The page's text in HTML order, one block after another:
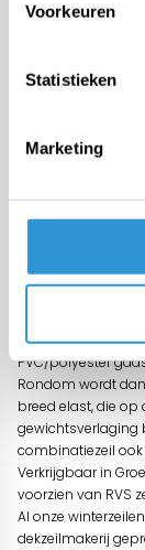
Voorkeuren
Statistieken
Marketing
PVC/polyester
Het is Europees
Schoonmaken
Een
randstenen
Voor XL
een centraal
PVC/polyester
Rondom wordt
breed elast, die op
gewichtsverlaging
combinatiezeil
Verkrijgbaar in
voorzien van RVS
Al onze
dekzeilmakerij